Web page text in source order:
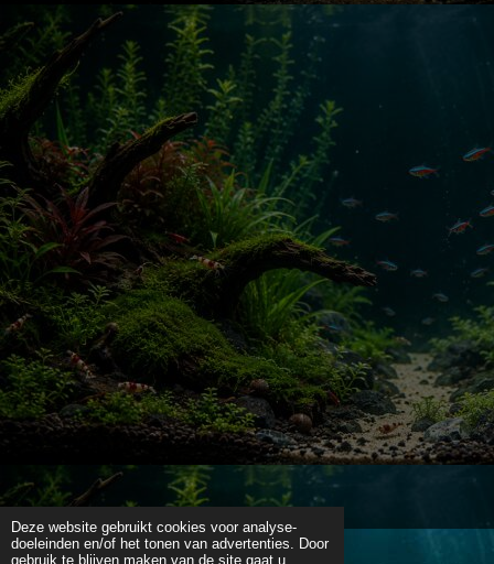
Deze website gebruikt cookies voor analyse-
doeleinden en/of het tonen van advertenties. Door
gebruik te blijven maken van de site gaat u